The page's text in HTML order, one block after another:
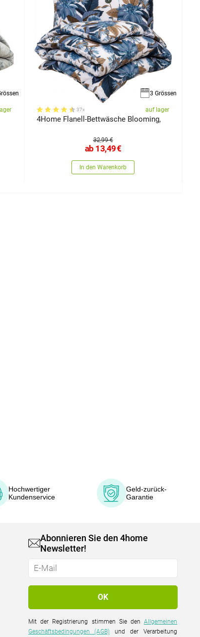
3 Grössen
37x auf lager
4Home Flanell-Bettwäsche Blooming,
32,99 €
ab 13,49€
In den Warenkorb
Hochwertiger
Kundenservice
Geld-zurück-
Garantie
Abonnieren Sie den 4home
Newsletter!
Mit der Registrierung stimmen Sie denAllgemeinen
Geschäftsbedingungen (AGB) und der Verarbeitung